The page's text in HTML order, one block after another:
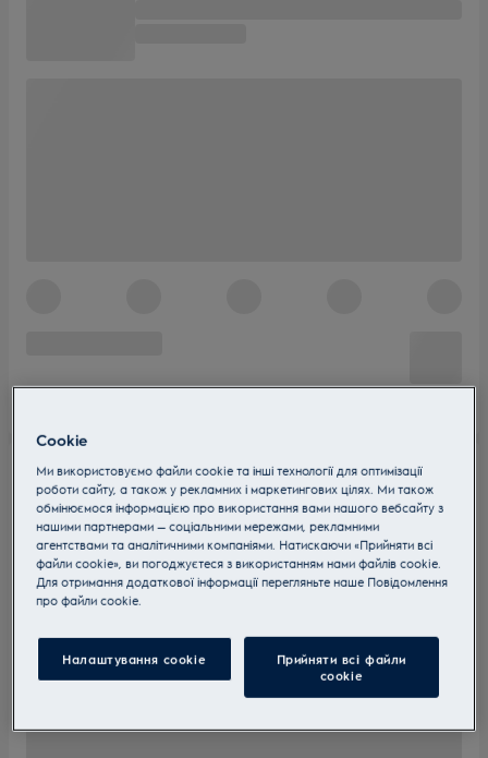
Cookie
Ми використовуємо файли cookie та інші технології для оптимізації
роботи сайту, а також у рекламних і маркетингових цілях. Ми також
обмінюємося інформацією про використання вами нашого вебсайту з
нашими партнерами — соціальними мережами, рекламними
агентствами та аналітичними компаніями. Натискаючи «Прийняти всі
файли cookie», ви погоджуєтеся з використанням нами файлів cookie.
Для отримання додаткової інформації перегляньте наше Пoвідомлення
прo файли cookie.
Налаштування cookie
Прийняти всі файли
сookie